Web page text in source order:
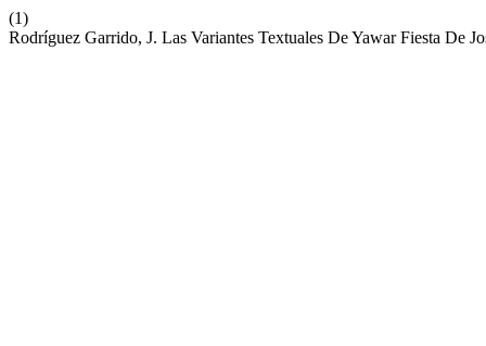
(1)
Rodríguez Garrido, J. Las Variantes Textuales De Yawar Fiesta De